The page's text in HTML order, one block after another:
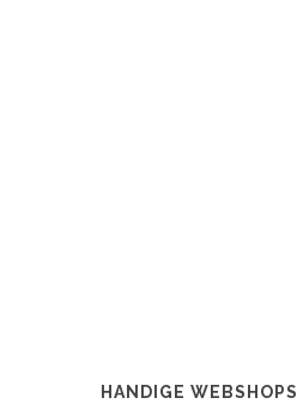
HANDIGE WEBSHOPS